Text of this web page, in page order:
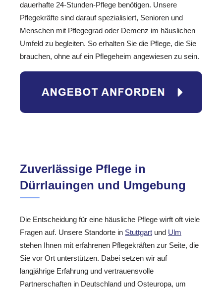
dauerhafte 24-Stunden-Pflege benötigen. Unsere
Pflegekräfte sind darauf spezialisiert, Senioren und
Menschen mit Pflegegrad oder Demenz im häuslichen
Umfeld zu begleiten. So erhalten Sie die Pflege, die Sie
brauchen, ohne auf ein Pflegeheim angewiesen zu sein.
Zuverlässige Pflege in
Dürrlauingen und Umgebung
Die Entscheidung für eine häusliche Pflege wirft oft viele
Fragen auf. Unsere Standorte in Stuttgart und Ulm
stehen Ihnen mit erfahrenen Pflegekräften zur Seite, die
Sie vor Ort unterstützen. Dabei setzen wir auf
langjährige Erfahrung und vertrauensvolle
Partnerschaften in Deutschland und Osteuropa, um